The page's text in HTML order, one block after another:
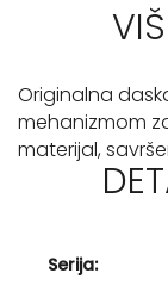
Originalna
mehanizmom
materijal,
Serija: